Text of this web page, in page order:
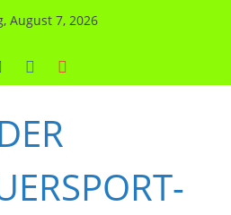
August 7, 2026
DER